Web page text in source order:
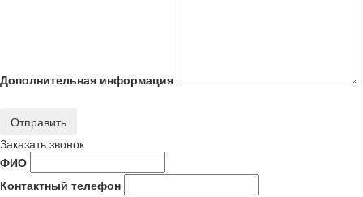
Дополнительная информация
Отправить
Заказать звонок
ФИО
Контактный телефон